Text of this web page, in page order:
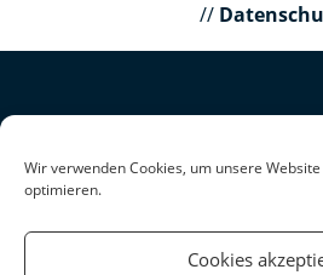
Wir verwenden Cookies, um unsere
optimieren.
Cookies
//